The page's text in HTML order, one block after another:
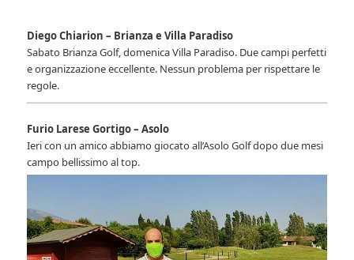
Diego Chiarion – Brianza e Villa Paradiso
Sabato Brianza Golf, domenica Villa Paradiso. Due campi perfetti
e organizzazione eccellente. Nessun problema per rispettare le
regole.
Furio Larese Gortigo– Asolo
Ieri con un amico abbiamo giocato all’Asolo Golf dopo due mesi
campo bellissimo al top.